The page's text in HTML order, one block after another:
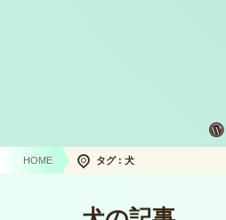
HOME タグ : 犬